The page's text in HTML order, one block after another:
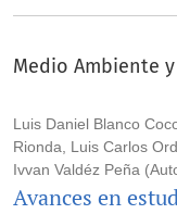
Medio Ambiente
Luis Daniel Blanco
Rionda, Luis Carlos
Ivvan Valdéz Peña
Avances en